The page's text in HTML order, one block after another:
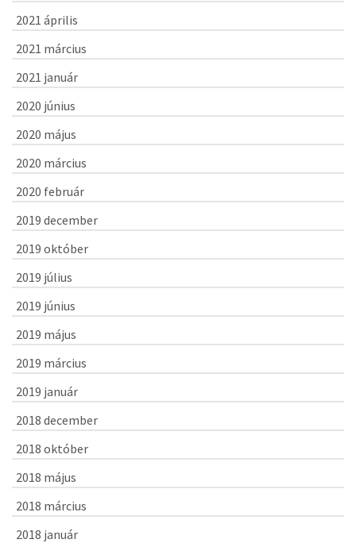
2021 április
2021 március
2021 január
2020 június
2020 május
2020 március
2020 február
2019 december
2019 október
2019 július
2019 június
2019 május
2019 március
2019 január
2018 december
2018 október
2018 május
2018 március
2018 január